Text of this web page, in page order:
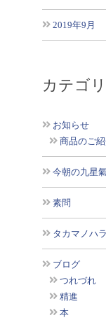
2019年9月
カテゴ
お知らせ
商品のご
今朝の九星
素問
タカマノハ
ブログ
つれづれ
精進
本